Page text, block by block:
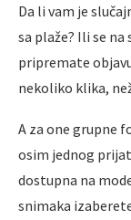
Da li vam je
sa plaže? Ili se
pripremate
nekoliko klika,
A za one grupne
osim jednog
dostupna na
snimaka